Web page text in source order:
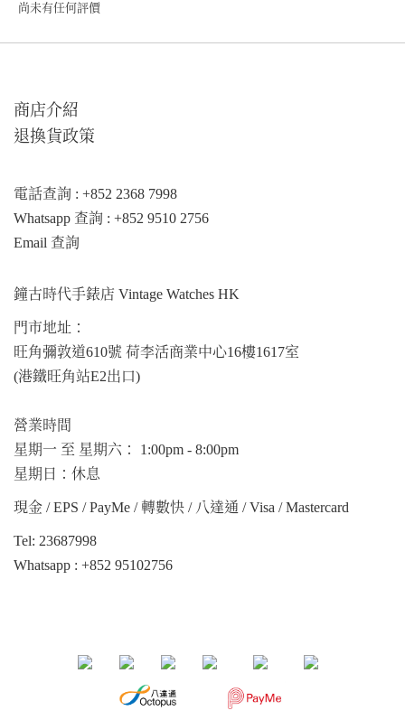
尚未有任何評價
商店介紹
退換貨政策
電話查詢 : +852 2368 7998
Whatsapp 查詢 : +852 9510 2756
Email 查詢
鐘古時代手錶店 Vintage Watches HK
門市地址：
旺角彌敦道610號 荷李活商業中心16樓1617室
(港鐵旺角站E2出口)
營業時間
星期一 至 星期六： 1:00pm - 8:00pm
星期日：休息
現金 / EPS / PayMe / 轉數快 / 八達通 / Visa / Mastercard
Tel: 23687998
Whatsapp : +852 95102756